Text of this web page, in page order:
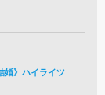
婚》ハイライツ